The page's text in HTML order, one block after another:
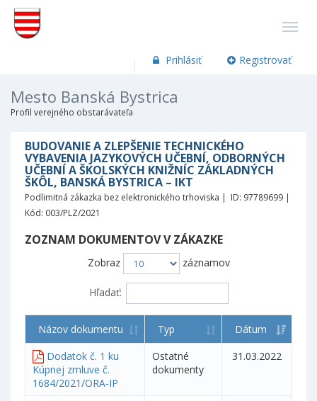
Prihlásiť Registrovať
Mesto Banská Bystrica
Profil verejného obstarávateľa
BUDOVANIE A ZLEPŠENIE TECHNICKÉHO
VYBAVENIA JAZYKOVÝCH UČEBNÍ, ODBORNÝCH
UČEBNÍ A ŠKOLSKÝCH KNIŽNÍC ZÁKLADNÝCH
ŠKÔL, BANSKÁ BYSTRICA – IKT
Podlimitná zákazka bez elektronického trhoviska | ID: 97789699 |
Kód: 003/PLZ/2021
ZOZNAM DOKUMENTOV V ZÁKAZKE
Zobraz záznamov
Hľadať:
Názov dokumentu Typ
Dátum
Dodatok č. 1 ku
Kúpnej zmluve č.
1684/2021/ORA-IP
Ostatné
dokumenty
31.03.2022